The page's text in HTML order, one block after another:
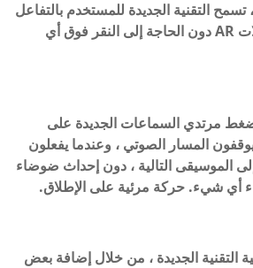
وفقًا لـ TechCrunch ، تسمح التقنية الجديدة للمستخدم بالتفاعل
مع الموسيقى أو مشغلات AR دون الحاجة إلى النقر فوق أي
مرتدي السماعات الجديدة على
المسار الصوتي ، وعندما يفعلون
إلى الموسيقى التالية ، دون إحداث ضوضاء
أي شيء. حركة مرئية على الإطلاق.
الجديدة ، من خلال إضافة بعض